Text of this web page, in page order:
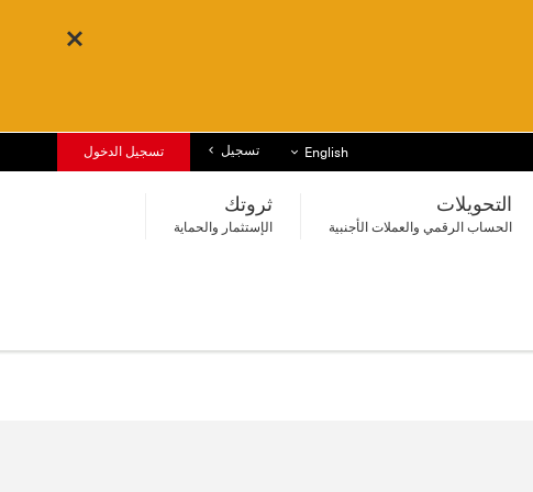
قائمة اللغات
English تسجيل تسجيل الدخول
التحويلات
الحساب الرقمي والعملات الأجنبية
ثروتك
الإستثمار والحماية